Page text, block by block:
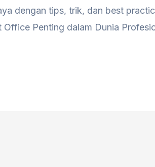
dengan tips, trik, dan best
Penting dalam Dunia